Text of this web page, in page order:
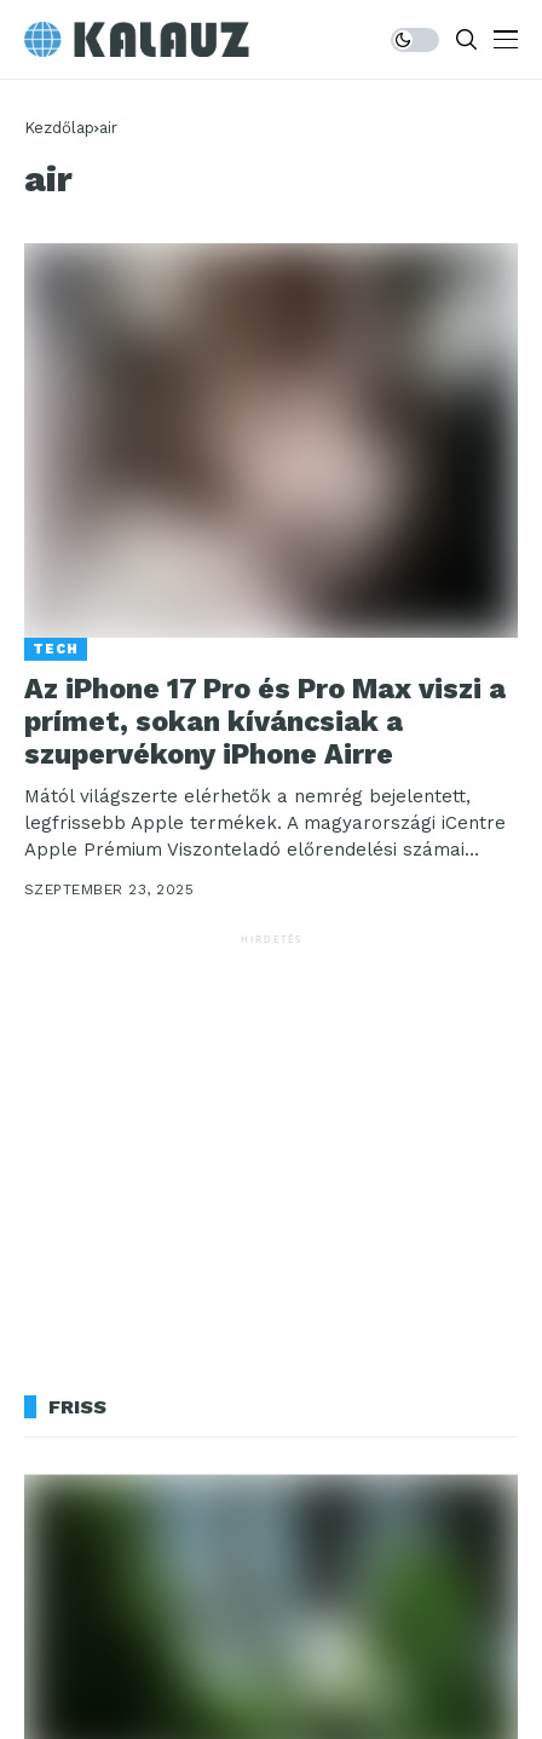
Kezdőlap air
air
TECH
Az iPhone 17 Pro és Pro Max viszi a
prímet, sokan kíváncsiak a
szupervékony iPhone Airre
Mától világszerte elérhetők a nemrég bejelentett,
legfrissebb Apple termékek. A magyarországi iCentre
Apple Prémium Viszonteladó előrendelési számai
SZEPTEMBER 23, 2025
HIRDETÉS
FRISS